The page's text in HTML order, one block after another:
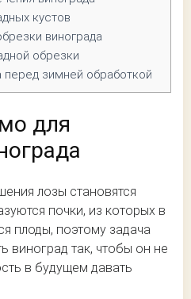
кустов
винограда
обрезки
перед зимней обработкой
для
лозы становятся
почки, из которых в
плоды, поэтому задача
виноград так, чтобы он не
в будущем давать